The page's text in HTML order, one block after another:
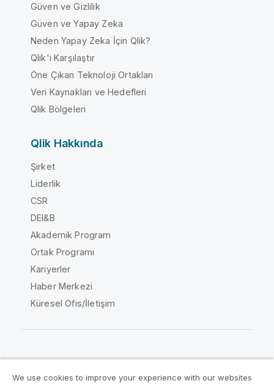
Güven ve Gizlilik
Güven ve Yapay Zeka
Neden Yapay Zeka İçin Qlik?
Qlik'i Karşılaştır
Öne Çıkan Teknoloji Ortakları
Veri Kaynakları ve Hedefleri
Qlik Bölgeleri
Qlik Hakkında
Şirket
Liderlik
CSR
DEI&B
Akademik Program
Ortak Programı
Kariyerler
Haber Merkezi
Küresel Ofis/İletişim
We use cookies to improve your experience with our websites